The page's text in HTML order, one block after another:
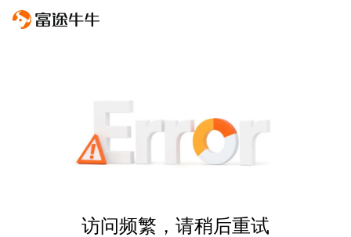
访问频繁，请稍后重试